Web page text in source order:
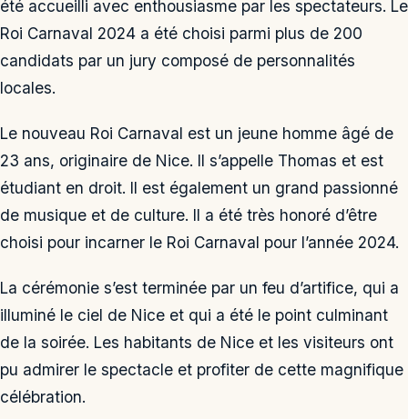
été accueilli avec enthousiasme par les spectateurs. Le
Roi Carnaval 2024 a été choisi parmi plus de 200
candidats par un jury composé de personnalités
locales.
Le nouveau Roi Carnaval est un jeune homme âgé de
23 ans, originaire de Nice. Il s’appelle Thomas et est
étudiant en droit. Il est également un grand passionné
de musique et de culture. Il a été très honoré d’être
choisi pour incarner le Roi Carnaval pour l’année 2024.
La cérémonie s’est terminée par un feu d’artifice, qui a
illuminé le ciel de Nice et qui a été le point culminant
de la soirée. Les habitants de Nice et les visiteurs ont
pu admirer le spectacle et profiter de cette magnifique
célébration.